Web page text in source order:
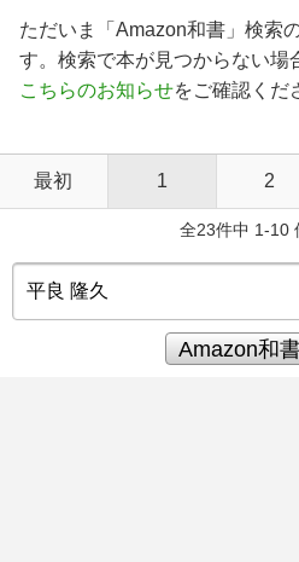
ただいま「Amazon和書」検索
す。検索で本が見つからない場
こちらのお知らせをご確認くだ
最初 1 2
全23件中 1-10